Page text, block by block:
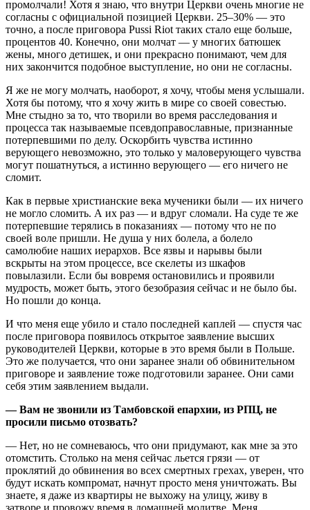
промолчали! Хотя я знаю, что внутри Церкви очень многие не
согласны с официальной позицией Церкви. 25–30% — это
точно, а после приговора Pussi Riot таких стало еще больше,
процентов 40. Конечно, они молчат — у многих батюшек
жены, много детишек, и они прекрасно понимают, чем для
них закончится подобное выступление, но они не согласны.
Я же не могу молчать, наоборот, я хочу, чтобы меня услышали.
Хотя бы потому, что я хочу жить в мире со своей совестью.
Мне стыдно за то, что творили во время расследования и
процесса так называемые псевдоправославные, признанные
потерпевшими по делу. Оскорбить чувства истинно
верующего невозможно, это только у маловерующего чувства
могут пошатнуться, а истинно верующего — его ничего не
сломит.
Как в первые христианские века мученики были — их ничего
не могло сломить. А их раз — и вдруг сломали. На суде те же
потерпевшие терялись в показаниях — потому что не по
своей воле пришли. Не душа у них болела, а болело
самолюбие наших иерархов. Все язвы и нарывы были
вскрыты на этом процессе, все скелеты из шкафов
повылазили. Если бы вовремя остановились и проявили
мудрость, может быть, этого безобразия сейчас и не было бы.
Но пошли до конца.
И что меня еще убило и стало последней каплей — спустя час
после приговора появилось открытое заявление высших
руководителей Церкви, которые в это время были в Польше.
Это же получается, что они заранее знали об обвинительном
приговоре и заявление тоже подготовили заранее. Они сами
себя этим заявлением выдали.
— Вам не звонили из Тамбовской епархии, из РПЦ, не
просили письмо отозвать?
— Нет, но не сомневаюсь, что они придумают, как мне за это
отомстить. Столько на меня сейчас льется грязи — от
проклятий до обвинения во всех смертных грехах, уверен, что
будут искать компромат, начнут просто меня уничтожать. Вы
знаете, я даже из квартиры не выхожу на улицу, живу в
затворе и провожу время в домашней молитве. Меня